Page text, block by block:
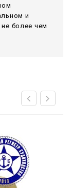
и
более чем